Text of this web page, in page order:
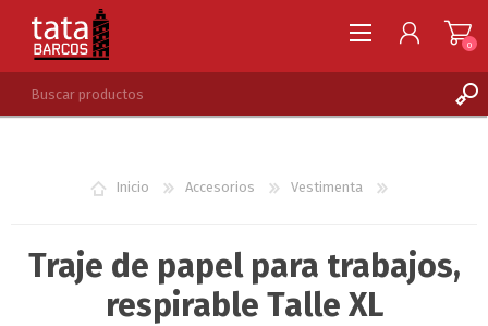
LISTA DE DESEOS
0
Inicio Accesorios Vestimenta
Traje de papel para trabajos,
respirable Talle XL